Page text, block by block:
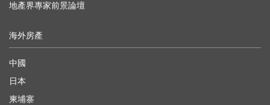
地產界專家前景論壇
海外房產
中國
日本
柬埔寨